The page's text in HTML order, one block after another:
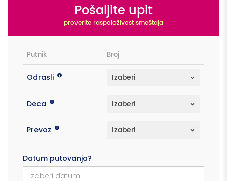
Pošaljite upit
proverite raspoloživost smeštaja
Putnik Broj
Odrasli
Deca
Prevoz
Datum putovanja?